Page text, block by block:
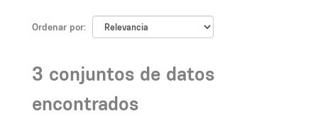
Ordenar por
3 conjuntos de datos
encontrados